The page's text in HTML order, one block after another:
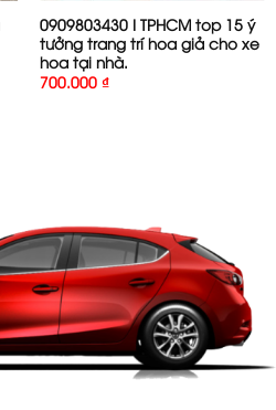
0909803430 I TPHCM top 15 ý
tưởng trang trí hoa giả cho xe
hoa tại nhà.
700.000 ₫